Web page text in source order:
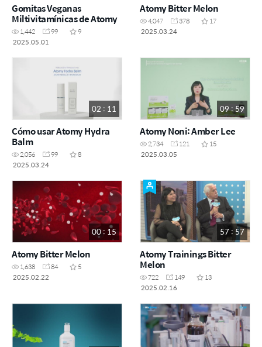
Gomitas Veganas
Miltivitamínicas de Atomy
1,442 99
9
2025.05.01
Atomy Bitter Melon
4,047 378
17
2025.03.24
02 : 11
Cómo usar Atomy Hydra
Balm
2,056 99
8
2025.03.24
09 : 59
Atomy Noni: Amber Lee
2,734 121
15
2025.03.05
00 : 15
Atomy Bitter Melon
1,638 84
5
2025.02.22
57 : 57
Atomy Trainings Bitter
Melon
722 149
13
2025.02.16